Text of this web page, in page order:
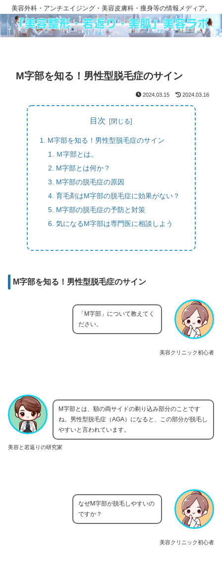
美容外科・アンチエイジング・美容皮膚科・痩身等の情報メディア。
M字部を知る！男性型脱毛症のサイン
2024.03.15 2024.03.16
目次
M字部を知る！男性型脱毛症のサイン
Ｍ字部とは。
M字部とは何か？
M字部の脱毛症の原因
育毛剤はM字部の脱毛症に効果がない？
M字部の脱毛症の予防と対策
気になるM字部は専門医に相談しよう
M字部を知る！男性型脱毛症のサイン
美容クリニック初心者
「M字部」について教えてく
ださい。
美容と若返りの研究家
M字部とは、額の両サイドの剃り込み部分のことです
ね。男性型脱毛症（AGA）になると、この部分が脱毛し
やすいと言われています。
美容クリニック初心者
なぜM字部が脱毛しやすいの
ですか？